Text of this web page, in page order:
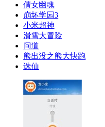
倩女幽魂
崩坏学园3
小米超神
滑雪大冒险
问道
熊出没之熊大快跑
诛仙